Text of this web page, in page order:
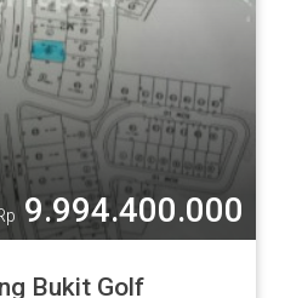
9.994.400.000
Bukit Golf